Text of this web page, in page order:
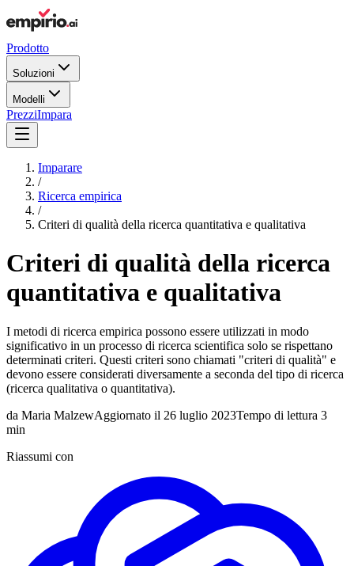
Prodotto
Soluzioni
Modelli
PrezziImpara
Imparare
/
Ricerca empirica
/
Criteri di qualità della ricerca quantitativa e qualitativa
Criteri di qualità della ricerca
quantitativa e qualitativa
I metodi di ricerca empirica possono essere utilizzati in modo
significativo in un processo di ricerca scientifica solo se rispettano
determinati criteri. Questi criteri sono chiamati "criteri di qualità" e
devono essere considerati diversamente a seconda del tipo di ricerca
(ricerca qualitativa o quantitativa).
da Maria MalzewAggiornato il 26 luglio 2023Tempo di lettura 3
min
Riassumi con